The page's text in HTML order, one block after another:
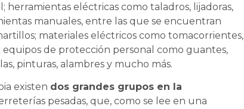
herramientas eléctricas como taladros, lijadoras,
manuales, entre las que se encuentran
materiales eléctricos como tomacorrientes,
de protección personal como guantes,
pinturas, alambres y mucho más.
existen dos grandes grupos en la
pesadas, que, como se lee en una